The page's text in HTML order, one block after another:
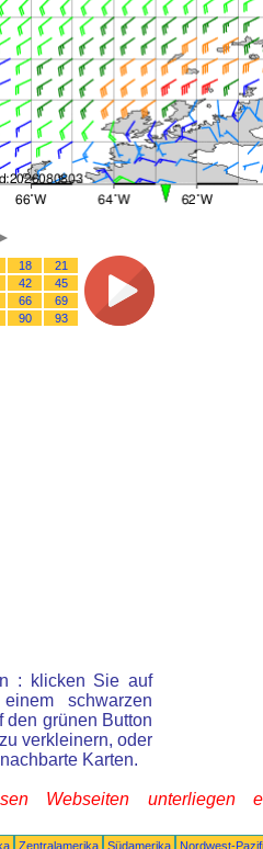
18
21
42
45
66
69
90 93
: klicken Sie auf
schwarzen
den grünen Button
verkleinern, oder
Karten.
Webseiten unterliegen
Zentralamerika Südamerika
Nordwest-